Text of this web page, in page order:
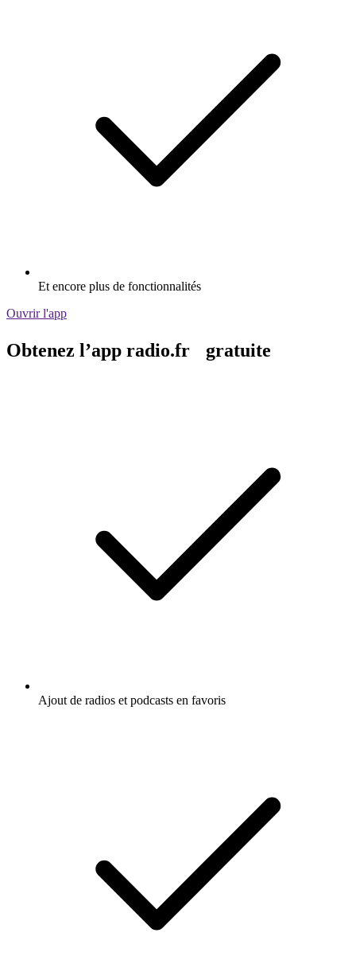
Et encore plus de fonctionnalités
Ouvrir l'app
Obtenez l’app radio.fr gratuite
Ajout de radios et podcasts en favoris